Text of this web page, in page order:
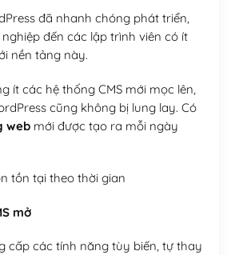
đã nhanh chóng phát triển,
đến các lập trình viên có ít
nền tảng này.
ít các hệ thống CMS mới mọc lên,
cũng không bị lung lay. Có
webmới được tạo ra mỗi ngày
tồn tại theo thời gian
mở
cấp các tính năng tùy biến, tự thay